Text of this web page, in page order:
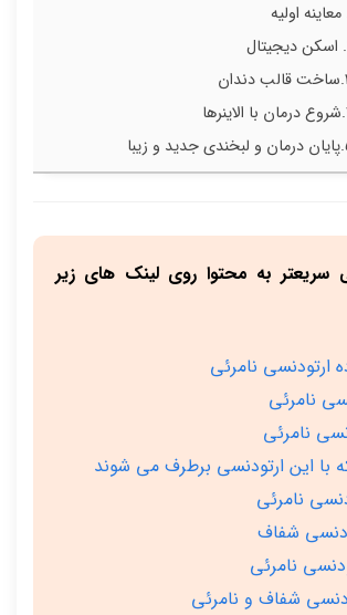
زیبا
سریعتر به محتوا روی لینک های زیر
ارتودنسی نامرئی
نامرئی
نامرئی
با این ارتودنسی برطرف می شوند
نامرئی
شفاف
نامرئی
شفاف و نامرئی